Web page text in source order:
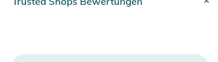
Eigenschaften:
- Stickerei und Print-Logos